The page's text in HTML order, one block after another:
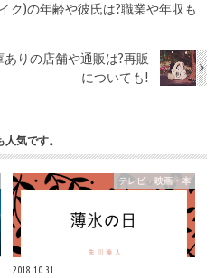
ク)の年齢や彼氏は?職業や年収も
りの店舗や通販は?再販
についても!
気です。
テレビ・映画・本
2018.10.31